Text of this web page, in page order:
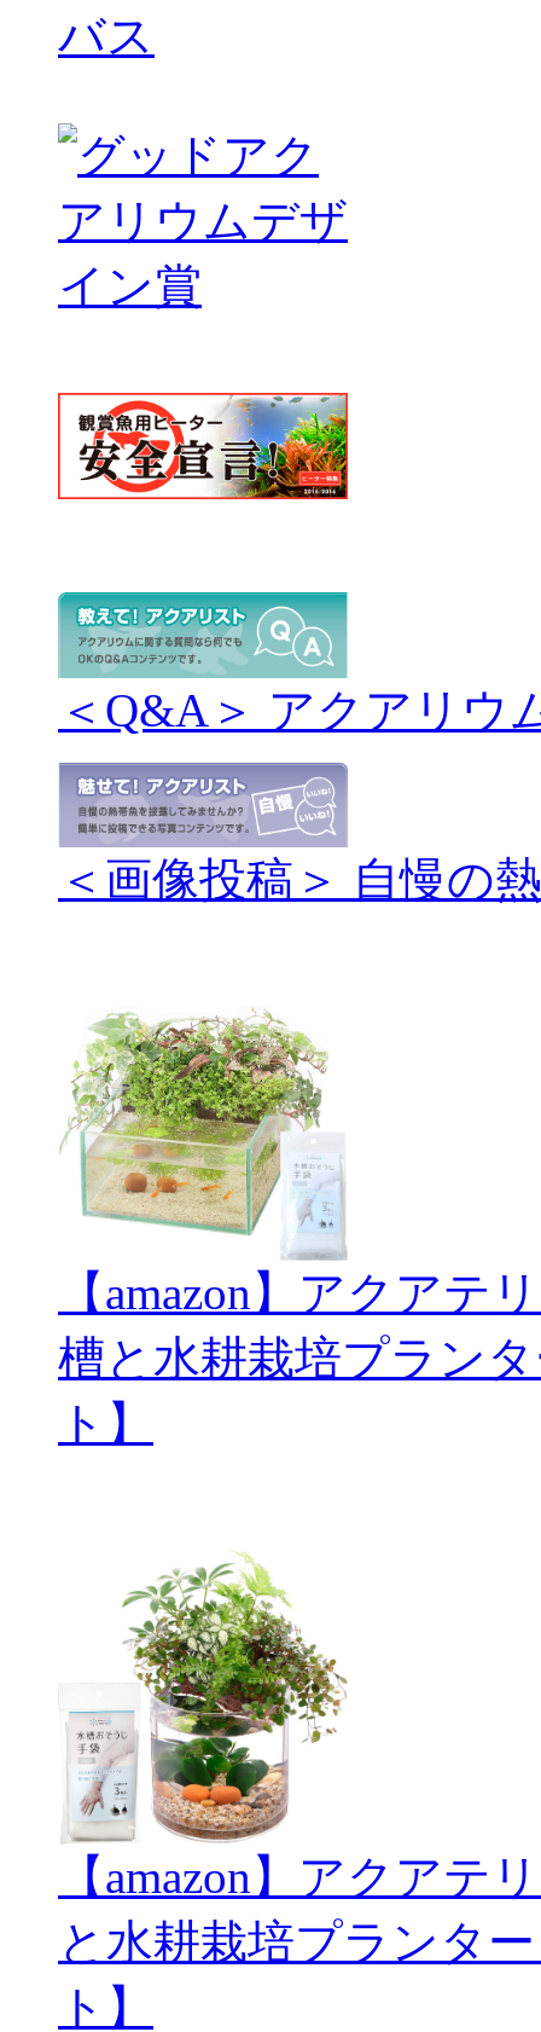
＜Q&A＞ アクアリウ
＜画像投稿＞ 自慢の
【amazon】アクアテ
槽と水耕栽培プラン
ト】
【amazon】アクアテ
と水耕栽培プランタ
ト】